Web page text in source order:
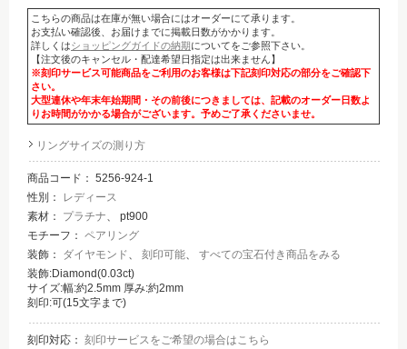
こちらの商品は在庫が無い場合にはオーダーにて承ります。
お支払い確認後、お届けまでに掲載日数がかかります。
詳しくはショッピングガイドの納期についてをご参照下さい。
【注文後のキャンセル・配達希望日指定は出来ません】
※刻印サービス可能商品をご利用のお客様は下記刻印対応の部分をご確認下
さい。
大型連休や年末年始期間・その前後につきましては、記載のオーダー日数よ
りお時間がかかる場合がございます。予めご了承くださいませ。
リングサイズの測り方
商品コード： 5256-924-1
性別：
レディース
素材： プラチナ、 pt900
モチーフ： ペアリング
装飾： ダイヤモンド、 刻印可能、 すべての宝石付き商品をみる
装飾:Diamond(0.03ct)
サイズ:幅:約2.5mm 厚み:約2mm
刻印:可(15文字まで)
刻印対応： 刻印サービスをご希望の場合はこちら